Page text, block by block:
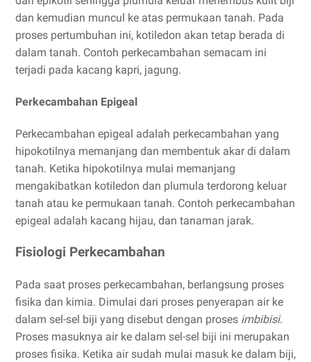
dan kemudian muncul ke atas permukaan tanah. Pada
proses pertumbuhan ini, kotiledon akan tetap berada di
dalam tanah. Contoh perkecambahan semacam ini
terjadi pada kacang kapri, jagung.
Perkecambahan Epigeal
Perkecambahan epigeal adalah perkecambahan yang
hipokotilnya memanjang dan membentuk akar di dalam
tanah. Ketika hipokotilnya mulai memanjang
mengakibatkan kotiledon dan plumula terdorong keluar
tanah atau ke permukaan tanah. Contoh perkecambahan
epigeal adalah kacang hijau, dan tanaman jarak.
Fisiologi Perkecambahan
Pada saat proses perkecambahan, berlangsung proses
fisika dan kimia. Dimulai dari proses penyerapan air ke
dalam sel-sel biji yang disebut dengan proses imbibisi.
Proses masuknya air ke dalam sel-sel biji ini merupakan
proses fisika. Ketika air sudah mulai masuk ke dalam biji,